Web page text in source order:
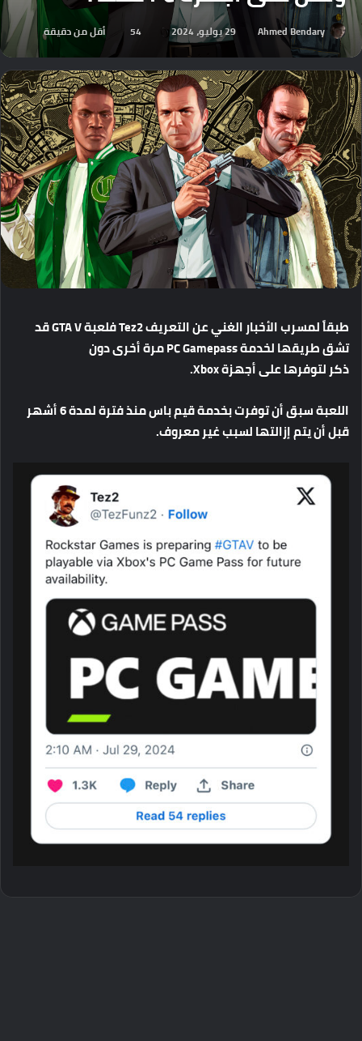
Ahmed Bendary 29 يوليو، 2024 54 أقل من دقيقة
طبقاًلمسربالأخبارالغنيعنالتعريف فلعبة
قد
تشقطريقهالخدمة مرةأخرىدون
ذكرلتوفرهاعلىأجهزة
اللعبةسبقأنتوفرتبخدمةقيمباسمنذفترةلمدة أشهر
قبلأنيتمإزالتهالسببغيرمعروف.